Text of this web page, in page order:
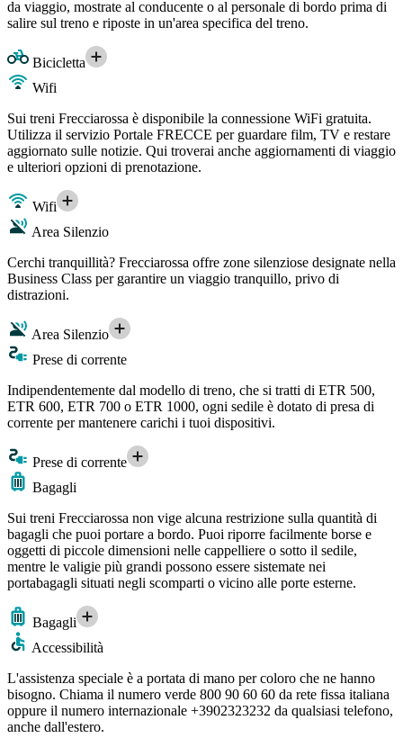
da viaggio, mostrate al conducente o al personale di bordo prima di
salire sul treno e riposte in un'area specifica del treno.
Bicicletta
Wifi
Sui treni Frecciarossa è disponibile la connessione WiFi gratuita.
Utilizza il servizio Portale FRECCE per guardare film, TV e restare
aggiornato sulle notizie. Qui troverai anche aggiornamenti di viaggio
e ulteriori opzioni di prenotazione.
Wifi
Area Silenzio
Cerchi tranquillità? Frecciarossa offre zone silenziose designate nella
Business Class per garantire un viaggio tranquillo, privo di
distrazioni.
Area Silenzio
Prese di corrente
Indipendentemente dal modello di treno, che si tratti di ETR 500,
ETR 600, ETR 700 o ETR 1000, ogni sedile è dotato di presa di
corrente per mantenere carichi i tuoi dispositivi.
Prese di corrente
Bagagli
Sui treni Frecciarossa non vige alcuna restrizione sulla quantità di
bagagli che puoi portare a bordo. Puoi riporre facilmente borse e
oggetti di piccole dimensioni nelle cappelliere o sotto il sedile,
mentre le valigie più grandi possono essere sistemate nei
portabagagli situati negli scomparti o vicino alle porte esterne.
Bagagli
Accessibilità
L'assistenza speciale è a portata di mano per coloro che ne hanno
bisogno. Chiama il numero verde 800 90 60 60 da rete fissa italiana
oppure il numero internazionale +3902323232 da qualsiasi telefono,
anche dall'estero.